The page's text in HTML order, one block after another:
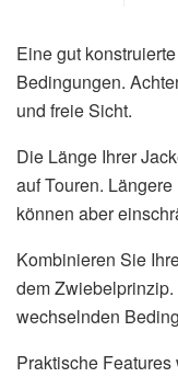
Eine gut
Bedingungen.
und freie Sicht.
Die Länge Ihrer
auf Touren.
können aber
Kombinieren Sie
dem
wechselnden
Praktische